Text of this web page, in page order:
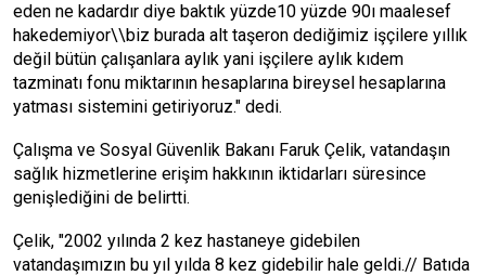
eden ne kadardır diye baktık yüzde10 yüzde 90ı maalesef
hakedemiyor\\biz burada alt taşeron dediğimiz işçilere yıllık
değil bütün çalışanlara aylık yani işçilere aylık kıdem
tazminatı fonu miktarının hesaplarına bireysel hesaplarına
yatması sistemini getiriyoruz." dedi.
Çalışma ve Sosyal Güvenlik Bakanı Faruk Çelik, vatandaşın
sağlık hizmetlerine erişim hakkının iktidarları süresince
genişlediğini de belirtti.
Çelik, "2002 yılında 2 kez hastaneye gidebilen
vatandaşımızın bu yıl yılda 8 kez gidebilir hale geldi.// Batıda